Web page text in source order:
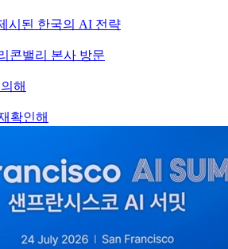
시된 한국의 AI 전략
콘밸리 본사 방문
해
확인해